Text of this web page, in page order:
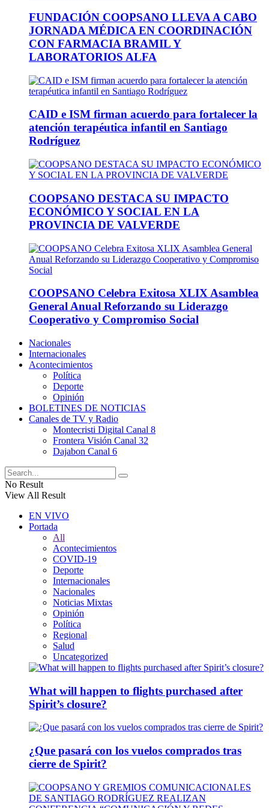
FUNDACIÓN COOPSANO LLEVA A CABO
JORNADA MÉDICA EN COORDINACIÓN
CON FARMACIA BRAMIL Y
LABORATORIOS ALFA
CAID e ISM firman acuerdo para fortalecer la
atención terapéutica infantil en Santiago
Rodríguez
COOPSANO DESTACA SU IMPACTO
ECONÓMICO Y SOCIAL EN LA
PROVINCIA DE VALVERDE
COOPSANO Celebra Exitosa XLIX Asamblea
General Anual Reforzando su Liderazgo
Cooperativo y Compromiso Social
Nacionales
Internacionales
Acontecimientos
Política
Deporte
Opinión
BOLETINES DE NOTICIAS
Canales de TV y Radio
Montecristi Digital Canal 8
Frontera Visión Canal 32
Dajabon Canal 6
No Result
View All Result
EN VIVO
Portada
All
Acontecimientos
COVID-19
Deporte
Internacionales
Nacionales
Noticias Mixtas
Opinión
Política
Regional
Salud
Uncategorized
What will happen to flights purchased after
Spirit’s closure?
¿Que pasará con los vuelos comprados tras
cierre de Spirit?